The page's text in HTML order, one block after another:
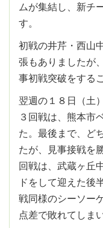
ムが集結し、新チ
す
初戦の井芹・西山
張もありましたが
事初戦突破をする
翌週の１８日（土
３回戦は、熊本市
た。最後まで、ど
たが、見事接戦を
回戦は、武蔵ヶ丘
ドをして迎えた後
戦同様のシーソー
点差で敗れてしま